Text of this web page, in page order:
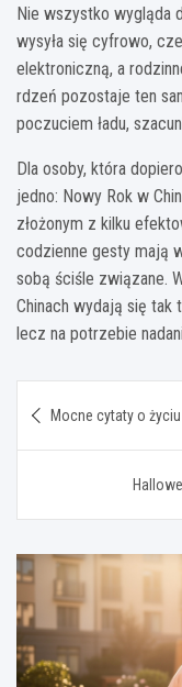
Nie wszystko wygląda
wysyła się cyfrowo,
elektroniczną, a
rdzeń pozostaje ten
poczuciem ładu,
Dla osoby, która
jedno: Nowy Rok w
złożonym z kilku
codzienne gesty mają
sobą ściśle związane.
Chinach wydają się tak
lecz na potrzebie
wpisu
Mocne cytaty o